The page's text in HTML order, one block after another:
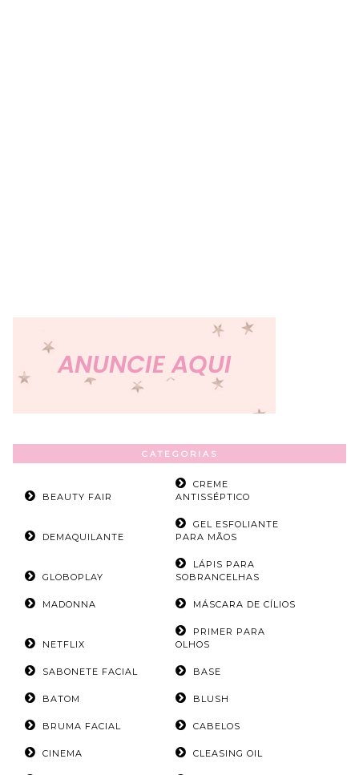
CATEGORIAS
BEAUTY FAIR
CREME
ANTISSÉPTICO
DEMAQUILANTE
GEL ESFOLIANTE
PARA MÃOS
GLOBOPLAY
LÁPIS PARA
SOBRANCELHAS
MADONNA MÁSCARA DE CÍLIOS
NETFLIX
PRIMER PARA
OLHOS
SABONETE FACIAL BASE
BATOM BLUSH
BRUMA FACIAL CABELOS
CINEMA CLEASING OIL